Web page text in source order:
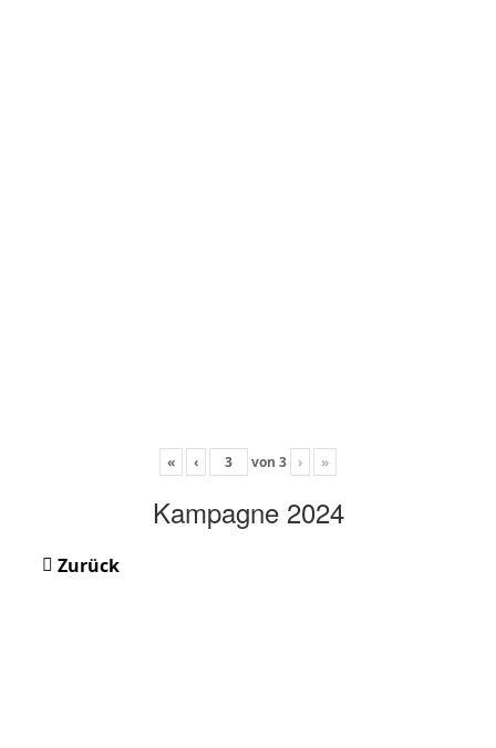
« ‹ von 3 › »
Kampagne 2024
Zurück